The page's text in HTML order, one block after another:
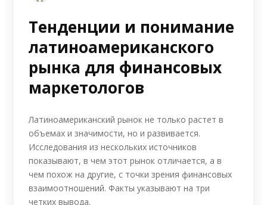
Тенденции и понимание
латиноамериканского
рынка для финансовых
маркетологов
Латиноамериканский рынок не только растет в
объемах и значимости, но и развивается.
Исследования из нескольких источников
показывают, в чем этот рынок отличается, а в
чем похож на другие, с точки зрения финансовых
взаимоотношений. Факты указывают на три
четких вывода.